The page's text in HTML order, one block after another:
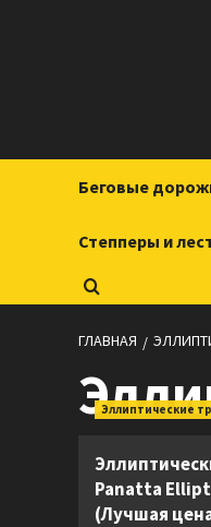
Беговые
Степперы и
ГЛАВНАЯ
Эллиптические
Panatta
(Лучшая